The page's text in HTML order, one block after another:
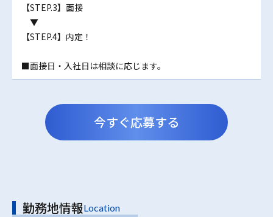
【STEP.3】面接
▼
【STEP.4】内定！
■面接日・入社日は相談に応じます。
今すぐ応募する
勤務地情報Location